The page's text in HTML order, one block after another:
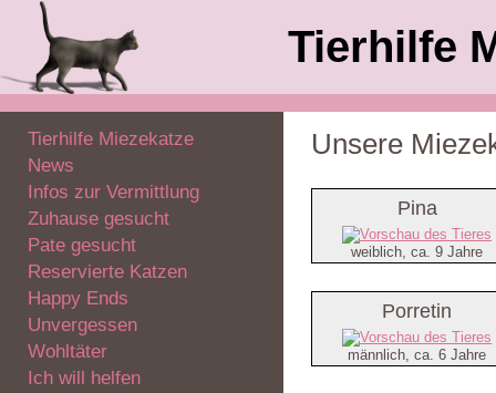
Tierhilfe
Tierhilfe Miezekatze
News
Infos zur Vermittlung
Zuhause gesucht
Pate gesucht
Reservierte Katzen
Happy Ends
Unvergessen
Wohltäter
Ich will helfen
Unsere
Pina
weiblich, ca. 9 Jahre
Porretin
männlich, ca. 6 Jahre